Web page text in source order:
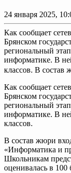
24 января 2025,
Как сообщает
Брянском
региональный
информатике. В
классов. В состав
Как сообщает
Брянском
региональный
информатике. В
классов.
В состав жюри
«Информатика и
Школьникам
оценивалась в 100